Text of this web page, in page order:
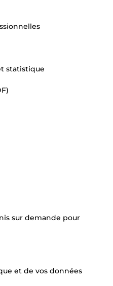
statistique
sur demande pour
et de vos données